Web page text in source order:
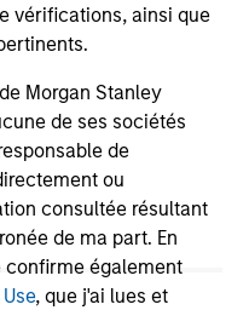
vérifications, ainsi que
Morgan Stanley
de ses sociétés
de
ou
consultée résultant
de ma part. En
également
, que j'ai lues et
for informational
herein does
construed as an
offer to sell or a
securities in any
or solicitation,
under the
of such jurisdiction.